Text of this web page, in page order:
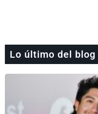
Lo último del blog